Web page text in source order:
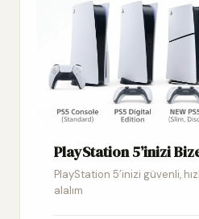
PlayStation 5’inizi
PlayStation 5’inizi güvenli,
alalım